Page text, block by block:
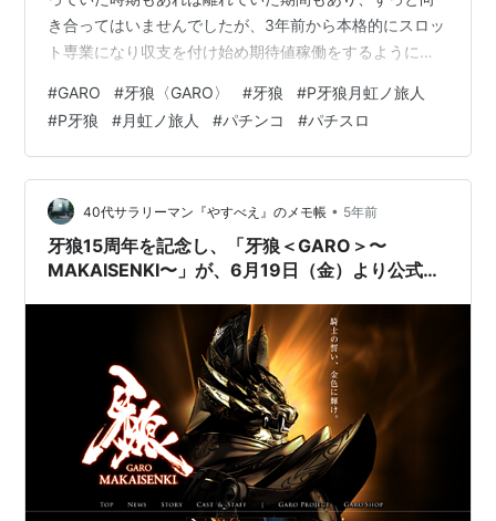
き合ってはいませんでしたが、3年前から本格的にスロッ
ト専業になり収支を付け始め期待値稼働をするようにな
思いパチンコに戻った今、ガロの新台と出会いました。
なんやこの台・・・めちゃおもろいやんけ・・・ そして
一撃12万発という記事をみて、自分も目指そうと思いま
した。 これからはガロで生きていこうと決めた日 まさに
運命の日だ。 ――――そんな矢先である。 今日あったあ
りのままのことを話すぜ。…
#GARO #牙狼〈GARO〉 #牙狼 #P牙狼月虹ノ旅人
#P牙狼 #月虹ノ旅人 #パチンコ #パチスロ
40代サラリーマン『やすべえ』のメモ帳 • 5年前
牙狼15周年を記念し、「牙狼＜GARO＞〜
MAKAISENKI〜」が、6月19日（金）より公式